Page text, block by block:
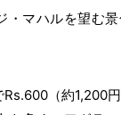
・マハルを望む
（約1,200